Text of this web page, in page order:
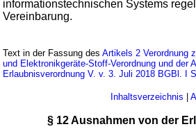
informationstechnischen Systems
Vereinbarung.
Text in der Fassung desArtikels 2 Verordnung
und Elektronikgeräte-Stoff-Verordnung und der
Erlaubnisverordnung V. v. 3. Juli 2018 BGBl. I
Inhaltsverzeichnis
§ 12 Ausnahmen von der